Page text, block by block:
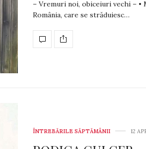
– Vremuri noi, obiceiuri vechi – •
România, care se străduiesc…
ÎNTREBĂRILE SĂPTĂMÂNII 12